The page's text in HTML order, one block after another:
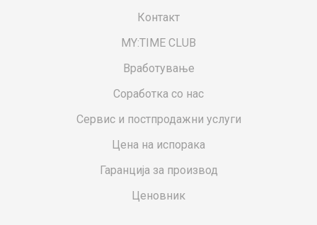
Контакт
MY:TIME CLUB
Вработување
Соработка со нас
Сервис и постпродажни услуги
Цена на испорака
Гаранција за производ
Ценовник